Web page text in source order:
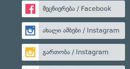
მეცნიერება / Facebook
ახალი ამბები / Instagram
გართობა / Instagram